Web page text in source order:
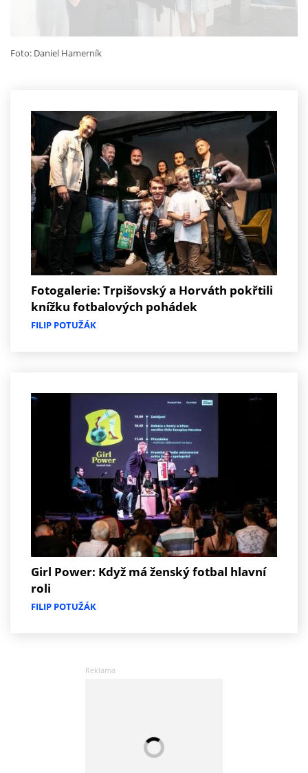
Foto: Daniel Hamerník
Fotogalerie: Trpišovský a Horváth pokřtili
knížku fotbalových pohádek
FILIP POTUŽÁK
Girl Power: Když má ženský fotbal hlavní
roli
FILIP POTUŽÁK